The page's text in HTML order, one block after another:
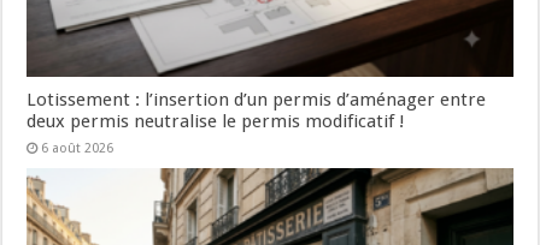
Lotissement : l’insertion d’un permis d’aménager entre
deux permis neutralise le permis modificatif !
6 août 2026